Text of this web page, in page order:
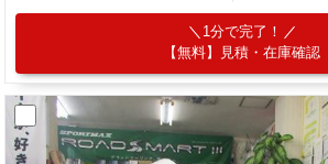
1分で完了！
【無料】見積・在庫確認